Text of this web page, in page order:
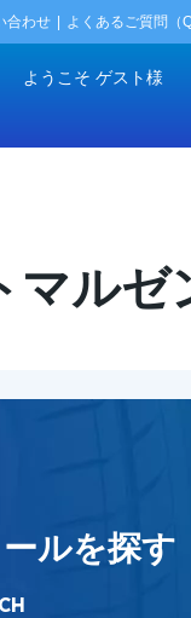
合わせ よくあるご質問（
ようこそ ゲスト様
マルゼ
ルを探す